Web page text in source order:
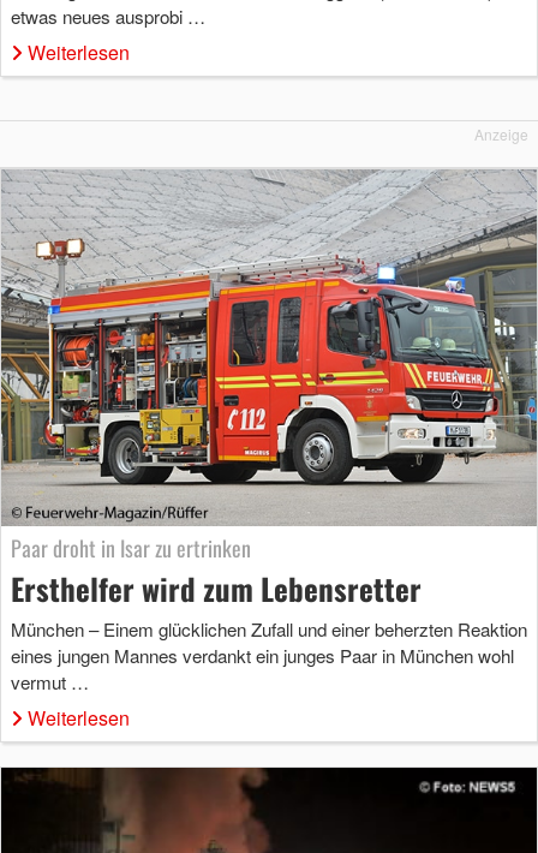
etwas neues ausprobi …
Weiterlesen
Anzeige
Paar droht in Isar zu ertrinken
Ersthelfer wird zum Lebensretter
München – Einem glücklichen Zufall und einer beherzten Reaktion
eines jungen Mannes verdankt ein junges Paar in München wohl
vermut …
Weiterlesen